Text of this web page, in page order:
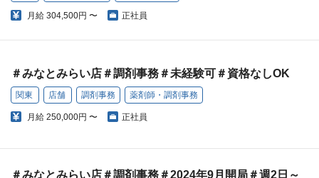
月給 304,500円 〜 正社員
＃みなとみらい店＃調剤事務＃未経験可＃資格なしOK
関東 店舗 調剤事務 薬剤師・調剤事務
月給 250,000円 〜 正社員
＃みなとみらい店＃調剤事務＃2024年9月開局＃週2日～